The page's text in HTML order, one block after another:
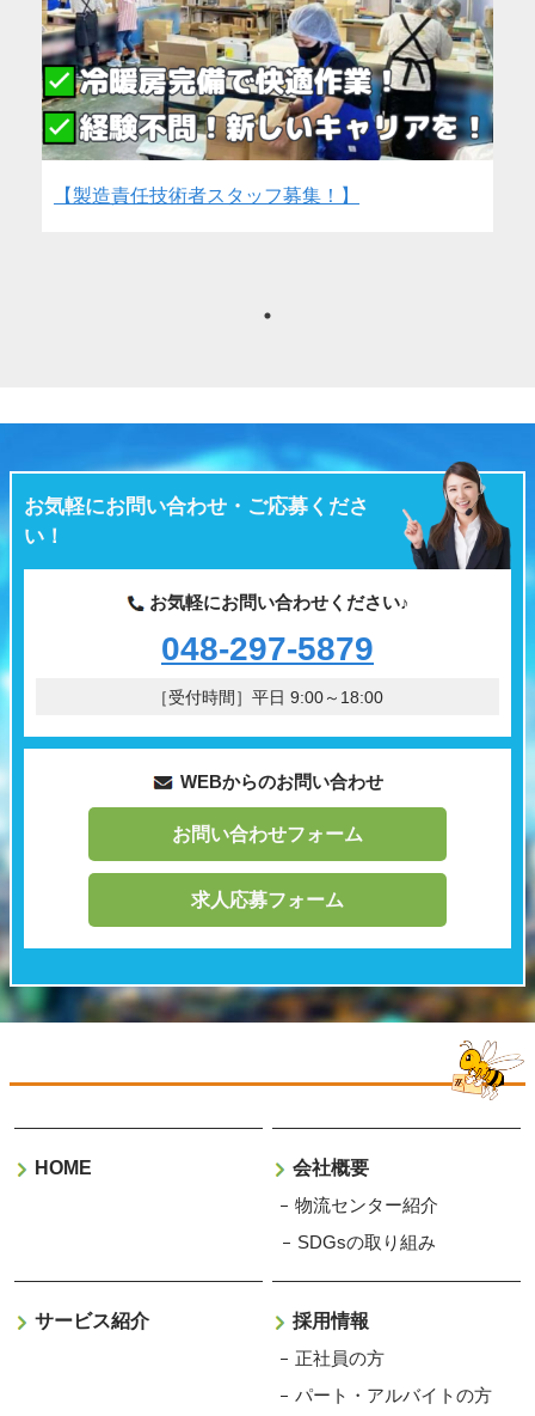
【製造責任技術者スタッフ募集！】
お気軽にお問い合わせ・ご応募くださ
い！
お気軽にお問い合わせください♪
048-297-5879
［受付時間］平日 9:00～18:00
WEBからのお問い合わせ
お問い合わせフォーム
求人応募フォーム
HOME
会社概要
物流センター紹介
SDGsの取り組み
サービス紹介
採用情報
正社員の方
パート・アルバイトの方